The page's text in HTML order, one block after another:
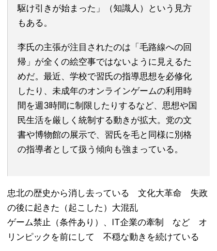
駆け引きが始まった」（知識人）という見方
もある。
李氏の主張が注目されたのは「毛路線への回
帰」が全くの絵空事ではないように見えるた
めだ。最近、学校で習氏の指導思想を必修化
したり、未成年のオンラインゲームの利用時
間を週3時間に制限したりするなど、思想や国
民生活を厳しく統制する動きが拡大。党の文
書や博物館の展示で、習氏を毛と同様に別格
の指導者として扱う傾向も強まっている。
忠北の歴史から消し去っている 文化大革命 失政
の後に起きた（起こした）大混乱
ゲーム禁止（条件あり）、IT企業の牽制 など オ
リンピックを前にして 不穏な動きを続けている